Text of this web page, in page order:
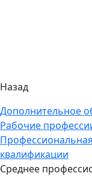
Назад
Дополнительное
Рабочие
квалификации
Среднее